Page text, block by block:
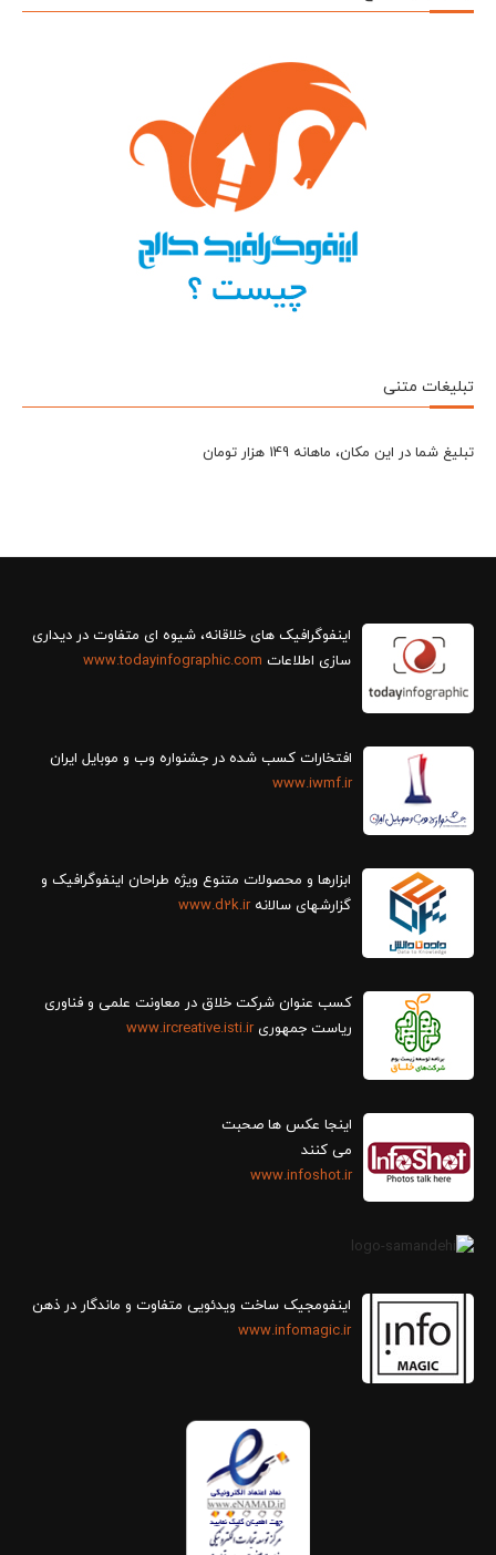
تبلیغات متنی
تبلیغ شما در این مکان، ماهانه 149 هزار تومان
سازی اطلاعات www.todayinfographic.com
افتخارات کسب شده در جشنواره وب و موبایل ایران
www.iwmf.ir
ابزارها و محصولات متنوع ویژه طراحان اینفوگرافیک و
گزارش‎های سالانه
www.d2k.ir
کسب عنوان شرکت خلاق در معاونت علمی و فناوری
ریاست جمهوریwww.ircreative.isti.ir
اینجا عکس ها صحبت
می کنند
www.infoshot.ir
اینفومجیک ساخت ویدئویی متفاوت و ماندگار در ذهن
www.infomagic.ir